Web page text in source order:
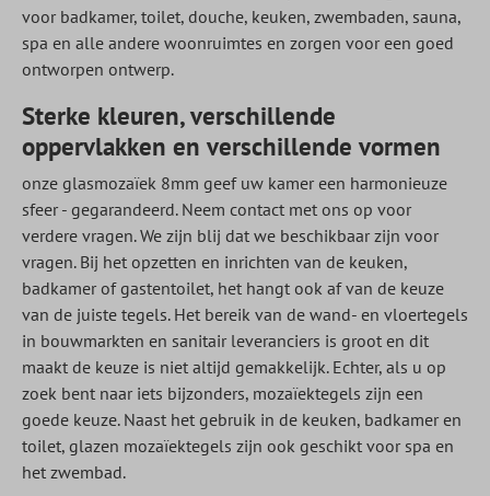
voor badkamer, toilet, douche, keuken, zwembaden, sauna,
spa en alle andere woonruimtes en zorgen voor een goed
ontworpen ontwerp.
Sterke kleuren, verschillende
oppervlakken en verschillende vormen
onze glasmozaïek 8mm geef uw kamer een harmonieuze
sfeer - gegarandeerd. Neem contact met ons op voor
verdere vragen. We zijn blij dat we beschikbaar zijn voor
vragen. Bij het opzetten en inrichten van de keuken,
badkamer of gastentoilet, het hangt ook af van de keuze
van de juiste tegels. Het bereik van de wand- en vloertegels
in bouwmarkten en sanitair leveranciers is groot en dit
maakt de keuze is niet altijd gemakkelijk. Echter, als u op
zoek bent naar iets bijzonders, mozaïektegels zijn een
goede keuze. Naast het gebruik in de keuken, badkamer en
toilet, glazen mozaïektegels zijn ook geschikt voor spa en
het zwembad.